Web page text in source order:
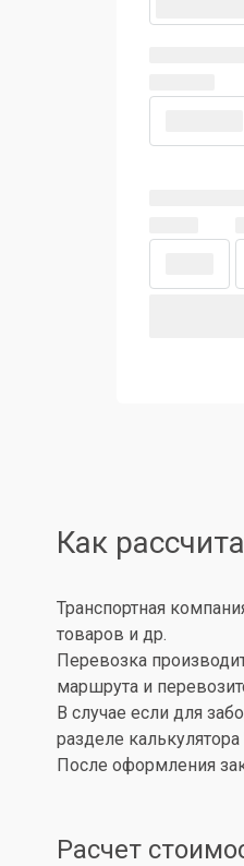
Как
Транспортная
товаров и др.
Перевозка
маршрута и
В случае если для
разделе
После оформления
Расчет